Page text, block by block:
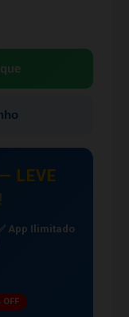
LEVE
App Ilimitado
OFF